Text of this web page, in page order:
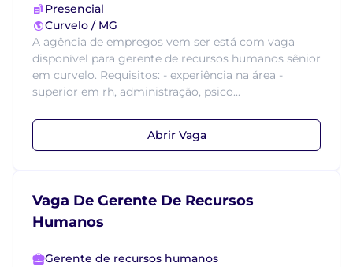
Presencial
Curvelo / MG
A agência de empregos vem ser está com vaga
disponível para gerente de recursos humanos sênior
em curvelo. Requisitos: - experiência na área -
superior em rh, administração, psico...
Abrir Vaga
Vaga De Gerente De Recursos
Humanos
Gerente de recursos humanos